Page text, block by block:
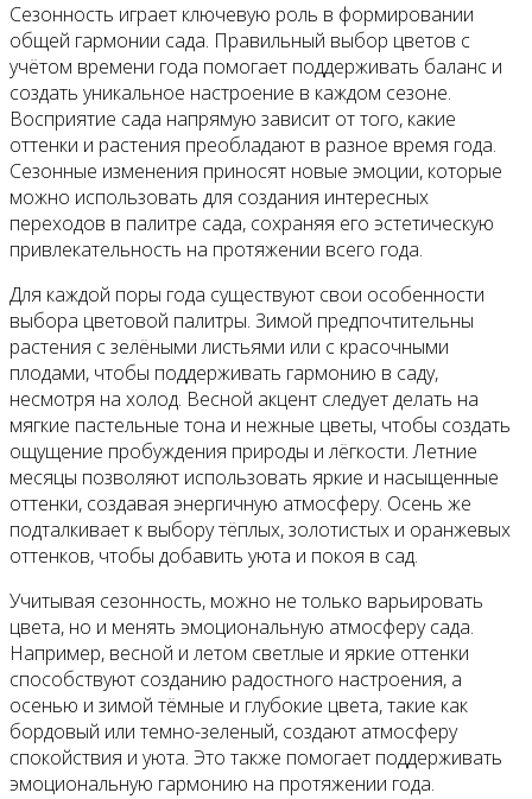
Сезонность играет ключевую роль в формировании
общей гармонии сада. Правильный выбор цветов с
учётом времени года помогает поддерживать баланс и
создать уникальное настроение в каждом сезоне.
Восприятие сада напрямую зависит от того, какие
оттенки и растения преобладают в разное время года.
Сезонные изменения приносят новые эмоции, которые
можно использовать для создания интересных
переходов в палитре сада, сохраняя его эстетическую
привлекательность на протяжении всего года.
Для каждой поры года существуют свои особенности
выбора цветовой палитры. Зимой предпочтительны
растения с зелёными листьями или с красочными
плодами, чтобы поддерживать гармонию в саду,
несмотря на холод. Весной акцент следует делать на
мягкие пастельные тона и нежные цветы, чтобы создать
ощущение пробуждения природы и лёгкости. Летние
месяцы позволяют использовать яркие и насыщенные
оттенки, создавая энергичную атмосферу. Осень же
подталкивает к выбору тёплых, золотистых и оранжевых
оттенков, чтобы добавить уюта и покоя в сад.
Учитывая сезонность, можно не только варьировать
цвета, но и менять эмоциональную атмосферу сада.
Например, весной и летом светлые и яркие оттенки
способствуют созданию радостного настроения, а
осенью и зимой тёмные и глубокие цвета, такие как
бордовый или темно-зеленый, создают атмосферу
спокойствия и уюта. Это также помогает поддерживать
эмоциональную гармонию на протяжении года.